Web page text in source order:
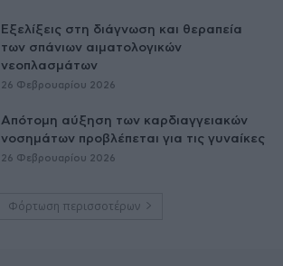
Εξελίξεις στη διάγνωση και θεραπεία
των σπάνιων αιματολογικών
νεοπλασμάτων
26 Φεβρουαρίου 2026
Απότομη αύξηση των καρδιαγγειακών
νοσημάτων προβλέπεται για τις γυναίκες
26 Φεβρουαρίου 2026
Φόρτωση περισσοτέρων